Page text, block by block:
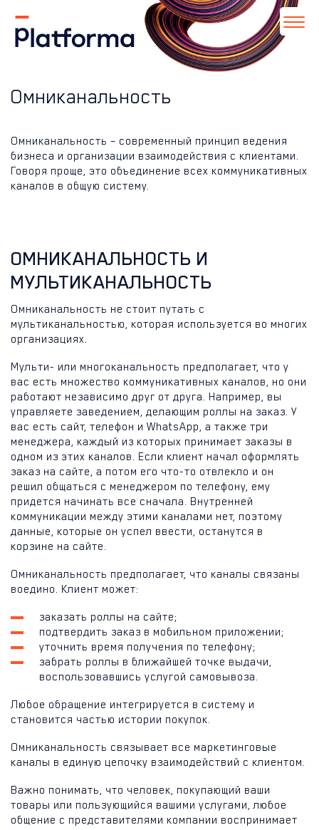
Омниканальность
Омниканальность – современный принцип ведения
бизнеса и организации взаимодействия с клиентами.
Говоря проще, это объединение всех коммуникативных
каналов в общую систему.
ОМНИКАНАЛЬНОСТЬ И
МУЛЬТИКАНАЛЬНОСТЬ
Омниканальность не стоит путать с
мультиканальностью, которая используется во многих
организациях.
Мульти- или многоканальность предполагает, что у
вас есть множество коммуникативных каналов, но они
работают независимо друг от друга. Например, вы
управляете заведением, делающим роллы на заказ. У
вас есть сайт, телефон и WhatsApp, а также три
менеджера, каждый из которых принимает заказы в
одном из этих каналов. Если клиент начал оформлять
заказ на сайте, а потом его что-то отвлекло и он
решил общаться с менеджером по телефону, ему
придется начинать все сначала. Внутренней
коммуникации между этими каналами нет, поэтому
данные, которые он успел ввести, останутся в
корзине на сайте.
Омниканальность предполагает, что каналы связаны
воедино. Клиент может:
заказать роллы на сайте;
подтвердить заказ в мобильном приложении;
уточнить время получения по телефону;
забрать роллы в ближайшей точке выдачи,
воспользовавшись услугой самовывоза.
Любое обращение интегрируется в систему и
становится частью истории покупок.
Омниканальность связывает все маркетинговые
каналы в единую цепочку взаимодействий с клиентом.
Важно понимать, что человек, покупающий ваши
товары или пользующийся вашими услугами, любое
общение с представителями компании воспринимает